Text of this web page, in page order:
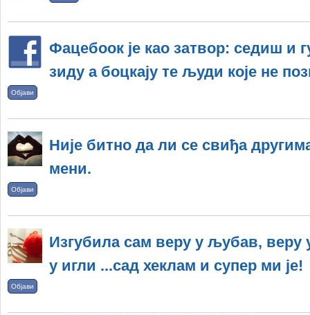
Фацебоок је као затвор: седиш
зиду а боцкају те људи које не
Објави
Није битно да ли се свиђа
мени.
Објави
Изгубила сам веру у љубав, веру
у игли ...сад хеклам и супер ми је!
Објави